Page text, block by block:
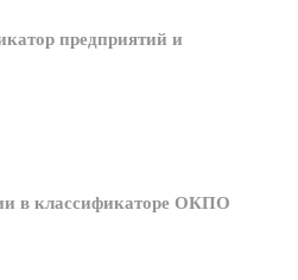
предприятий и
в классификаторе ОКПО